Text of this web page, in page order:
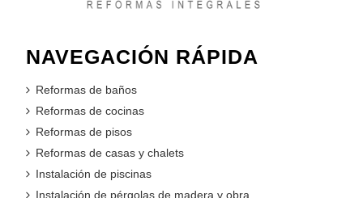
NAVEGACIÓN RÁPIDA
Reformas de baños
Reformas de cocinas
Reformas de pisos
Reformas de casas y chalets
Instalación de piscinas
Instalación de pérgolas de madera y obra